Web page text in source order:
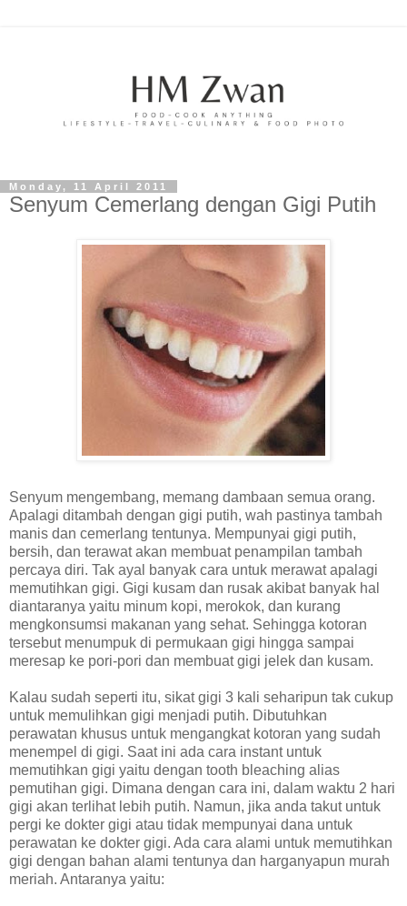
Monday, 11 April 2011
Senyum Cemerlang dengan Gigi Putih
Senyum mengembang, memang dambaan semua orang.
Apalagi ditambah dengan gigi putih, wah pastinya tambah
manis dan cemerlang tentunya. Mempunyai gigi putih,
bersih, dan terawat akan membuat penampilan tambah
percaya diri. Tak ayal banyak cara untuk merawat apalagi
memutihkan gigi. Gigi kusam dan rusak akibat banyak hal
diantaranya yaitu minum kopi, merokok, dan kurang
mengkonsumsi makanan yang sehat. Sehingga kotoran
tersebut menumpuk di permukaan gigi hingga sampai
meresap ke pori-pori dan membuat gigi jelek dan kusam.
Kalau sudah seperti itu, sikat gigi 3 kali seharipun tak cukup
untuk memulihkan gigi menjadi putih. Dibutuhkan
perawatan khusus untuk mengangkat kotoran yang sudah
menempel di gigi. Saat ini ada cara instant untuk
memutihkan gigi yaitu dengan tooth bleaching alias
pemutihan gigi. Dimana dengan cara ini, dalam waktu 2 hari
gigi akan terlihat lebih putih. Namun, jika anda takut untuk
pergi ke dokter gigi atau tidak mempunyai dana untuk
perawatan ke dokter gigi. Ada cara alami untuk memutihkan
gigi dengan bahan alami tentunya dan harganyapun murah
meriah. Antaranya yaitu: